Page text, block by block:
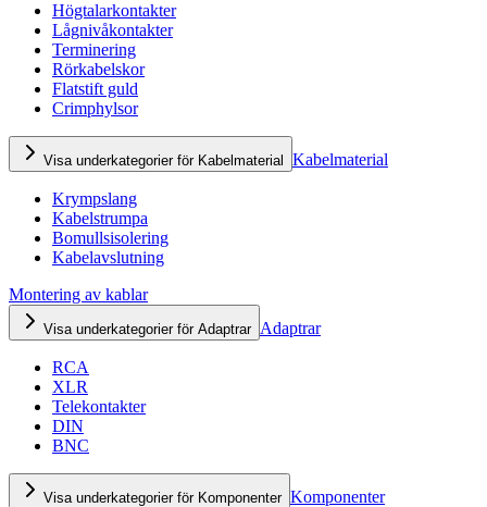
Högtalarkontakter
Lågnivåkontakter
Terminering
Rörkabelskor
Flatstift guld
Crimphylsor
Visa underkategorier för Kabelmaterial Kabelmaterial
Krympslang
Kabelstrumpa
Bomullsisolering
Kabelavslutning
Montering av kablar
Visa underkategorier för Adaptrar Adaptrar
RCA
XLR
Telekontakter
DIN
BNC
Visa underkategorier för Komponenter Komponenter